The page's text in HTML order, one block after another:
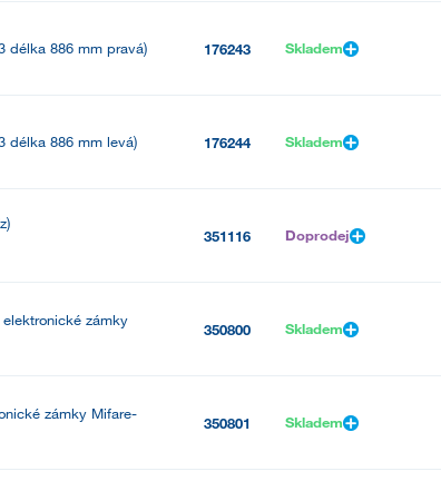
délka 886 mm pravá) 176243 Skladem
délka 886 mm levá) 176244 Skladem
351116 Doprodej
zámky
350800 Skladem
zámky Mifare-
350801 Skladem